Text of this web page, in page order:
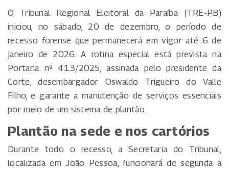
O Tribunal Regional Eleitoral da Paraíba (TRE-PB)
iniciou, no sábado, 20 de dezembro, o período de
recesso forense que permanecerá em vigor até 6 de
janeiro de 2026. A rotina especial está prevista na
Portaria nº 413/2025, assinada pelo presidente da
Corte, desembargador Oswaldo Trigueiro do Valle
Filho, e garante a manutenção de serviços essenciais
por meio de um sistema de plantão.
Plantão na sede e nos cartórios
Durante todo o recesso, a Secretaria do Tribunal,
localizada em João Pessoa, funcionará de segunda a